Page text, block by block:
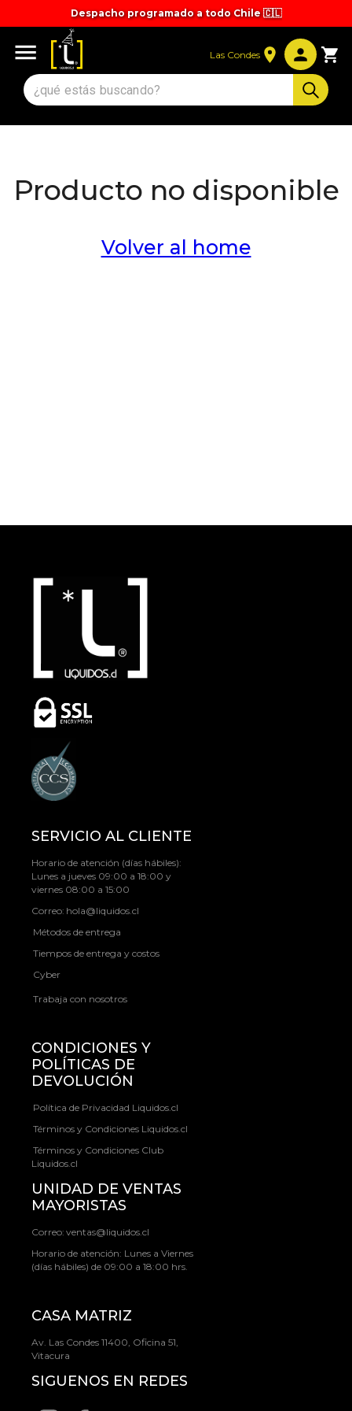
Despacho programado a todo Chile 🇨🇱
Las Condes
Producto no disponible
Volver al home
SERVICIO AL CLIENTE
Horario de atención (días hábiles):
Lunes a jueves 09:00 a 18:00 y
viernes 08:00 a 15:00
Correo: hola@liquidos.cl
Métodos de entrega
Tiempos de entrega y costos
Cyber
Trabaja con nosotros
CONDICIONES Y
POLÍTICAS DE
DEVOLUCIÓN
Política de Privacidad Liquidos.cl
Términos y Condiciones Liquidos.cl
Términos y Condiciones Club
Liquidos.cl
UNIDAD DE VENTAS
MAYORISTAS
Correo: ventas@liquidos.cl
Horario de atención: Lunes a Viernes
(días hábiles) de 09:00 a 18:00 hrs.
CASA MATRIZ
Av. Las Condes 11400, Oficina 51,
Vitacura
SIGUENOS EN REDES